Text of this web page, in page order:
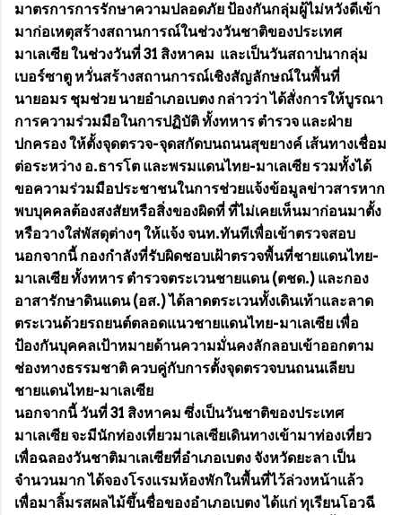
มาตรการการรักษาความปลอดภัย ป้องกันกลุ่มผู้ไม่หวังดีเข้า
มาก่อเหตุสร้างสถานการณ์ในช่วงวันชาติของประเทศ
มาเลเซีย ในช่วงวันที่ 31 สิงหาคม และเป็นวันสถาปนากลุ่ม
เบอร์ซาตู หวั่นสร้างสถานการณ์เชิงสัญลักษณ์ในพื้นที่
นายอมร ชุมช่วย นายอำเภอเบตง กล่าวว่า ได้สั่งการให้บูรณา
การความร่วมมือในการปฏิบัติ ทั้งทหาร ตำรวจ และฝ่าย
ปกครอง ให้ตั้งจุดตรวจ-จุดสกัดบนถนนสุขยางค์ เส้นทางเชื่อม
ต่อระหว่าง อ.ธารโต และพรมแดนไทย-มาเลเซีย รวมทั้งได้
ขอความร่วมมือประชาชนในการช่วยแจ้งข้อมูลข่าวสารหาก
พบบุคคลต้องสงสัยหรือสิ่งของผิดที่ ที่ไม่เคยเห็นมาก่อนมาตั้ง
หรือวางใส่พัสดุต่างๆ ให้แจ้ง จนท.ทันทีเพื่อเข้าตรวจสอบ
นอกจากนี้ กองกำลังที่รับผิดชอบเฝ้าตรวจพื้นที่ชายแดนไทย-
มาเลเซีย ทั้งทหาร ตำรวจตระเวนชายแดน (ตชด.) และกอง
อาสารักษาดินแดน (อส.) ได้ลาดตระเวนทั้งเดินเท้าและลาด
ตระเวนด้วยรถยนต์ตลอดแนวชายแดนไทย-มาเลเซีย เพื่อ
ป้องกันบุคคลเป้าหมายด้านความมั่นคงลักลอบเข้าออกตาม
ช่องทางธรรมชาติ ควบคู่กับการตั้งจุดตรวจบนถนนเลียบ
ชายแดนไทย-มาเลเซีย
นอกจากนี้ วันที่ 31 สิงหาคม ซึ่งเป็นวันชาติของประเทศ
มาเลเซีย จะมีนักท่องเที่ยวมาเลเซียเดินทางเข้ามาท่องเที่ยว
เพื่อฉลองวันชาติมาเลเซียที่อำเภอเบตง จังหวัดยะลา เป็น
จำนวนมาก ได้จองโรงแรมห้องพักในพื้นที่ไว้ล่วงหน้าแล้ว
เพื่อมาลิ้มรสผลไม้ขึ้นชื่อของอำเภอเบตง ได้แก่ ทุเรียนโอวฉี